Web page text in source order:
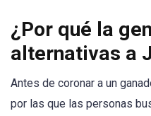
¿Por qué la
alternativas a
Antes de coronar a un
por las que las personas